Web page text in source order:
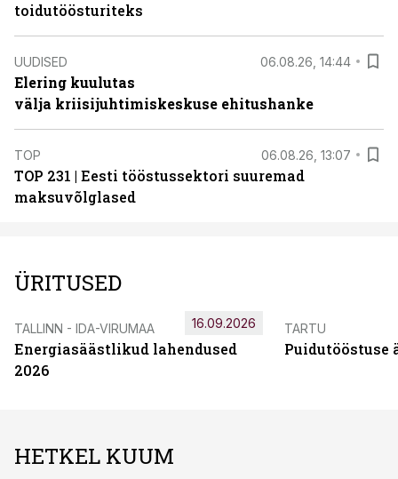
toidutöösturiteks
UUDISED 06.08.26, 14:44
Elering kuulutas
välja kriisijuhtimiskeskuse ehitushanke
TOP 06.08.26, 13:07
TOP 231 | Eesti tööstussektori suuremad
maksuvõlglased
ÜRITUSED
TALLINN - IDA-VIRUMAA
Energiasäästlikud lahendused
2026
16.09.2026 TARTU
Puidutööstuse
HETKEL KUUM